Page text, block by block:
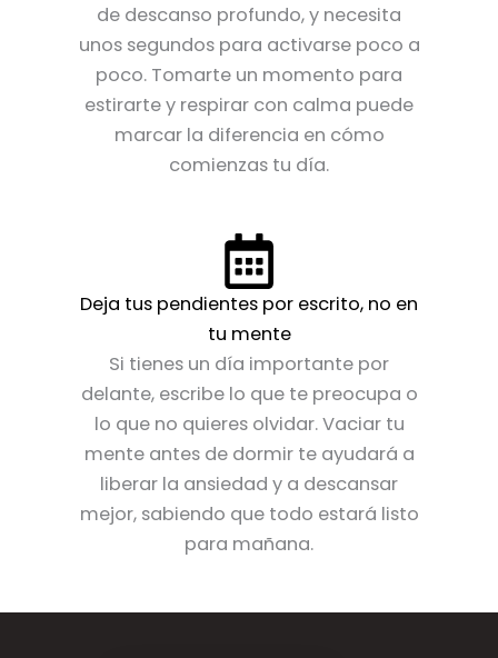
de descanso profundo, y necesita
unos segundos para activarse poco a
poco. Tomarte un momento para
estirarte y respirar con calma puede
marcar la diferencia en cómo
comienzas tu día.
Deja tus pendientes por escrito, no en
tu mente
Si tienes un día importante por
delante, escribe lo que te preocupa o
lo que no quieres olvidar. Vaciar tu
mente antes de dormir te ayudará a
liberar la ansiedad y a descansar
mejor, sabiendo que todo estará listo
para mañana.